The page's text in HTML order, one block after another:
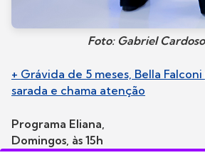
Foto: Gabriel
+ Grávida de 5 meses, Bella
sarada e chama atenção
Programa Eliana,
Domingos, às 15h